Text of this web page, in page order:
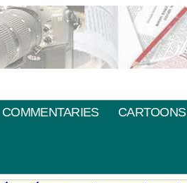
COMMENTARIES CARTOONS